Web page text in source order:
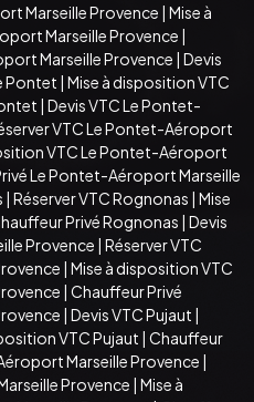
Marseille Provence | Mise à
Marseille Provence |
Marseille Provence | Devis
Pontet | Mise à disposition VTC
| Devis VTC Le Pontet-
VTC Le Pontet-Aéroport
VTC Le Pontet-Aéroport
Le Pontet-Aéroport Marseille
| Réserver VTC Rognonas | Mise
Privé Rognonas | Devis
Provence | Réserver VTC
| Mise à disposition VTC
| Chauffeur Privé
| Devis VTC Pujaut |
VTC Pujaut | Chauffeur
Marseille Provence |
Provence | Mise à